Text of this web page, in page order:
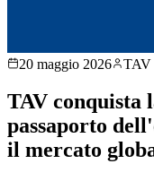
20 maggio 2026 TAV
TAV
passaporto
il mercato